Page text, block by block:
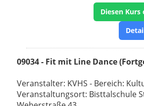
Diesen
09034 - Fit mit Line Dance
Veranstalter: KVHS - Bereich:
Veranstaltungsort: Bisttalschule